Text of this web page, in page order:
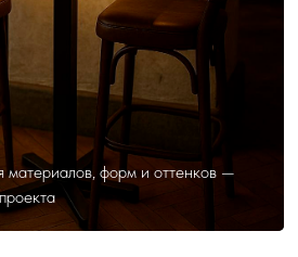
материалов, форм и оттенков —